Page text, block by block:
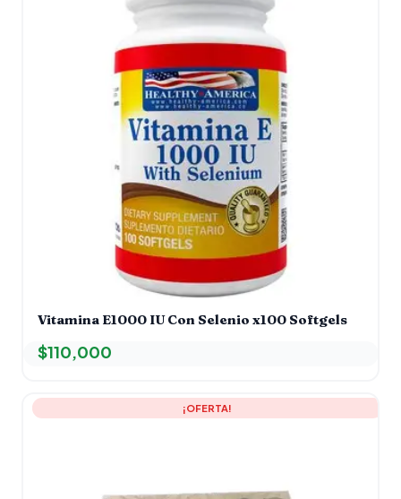
Vitamina E1000 IU Con Selenio x100 Softgels
$110,000
¡OFERTA!
El
precio
El
precio